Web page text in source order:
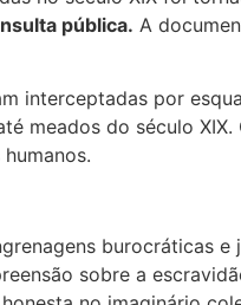
pública. A
interceptadas por
meados do século
burocráticas
sobre a